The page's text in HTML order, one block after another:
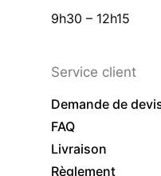
9h30 – 12h15
Service client
Demande de
FAQ
Livraison
Règlement